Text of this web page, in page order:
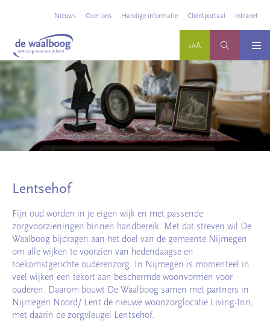
Nieuws Over ons Handige informatie Cliëntportaal Intranet
Lentsehof
Fijn oud worden in je eigen wijk en met passende
zorgvoorzieningen binnen handbereik. Met dat streven wil De
Waalboog bijdragen aan het doel van de gemeente Nijmegen
om alle wijken te voorzien van hedendaagse en
toekomstgerichte ouderenzorg. In Nijmegen is momenteel in
veel wijken een tekort aan beschermde woonvormen voor
ouderen. Daarom bouwt De Waalboog samen met partners in
Nijmegen Noord/ Lent de nieuwe woonzorglocatie Living-Inn,
met daarin de zorgvleugel Lentsehof.